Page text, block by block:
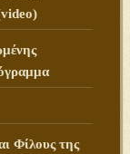
Φίλους της